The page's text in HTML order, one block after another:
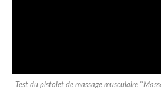
Test du pistolet de massage musculaire